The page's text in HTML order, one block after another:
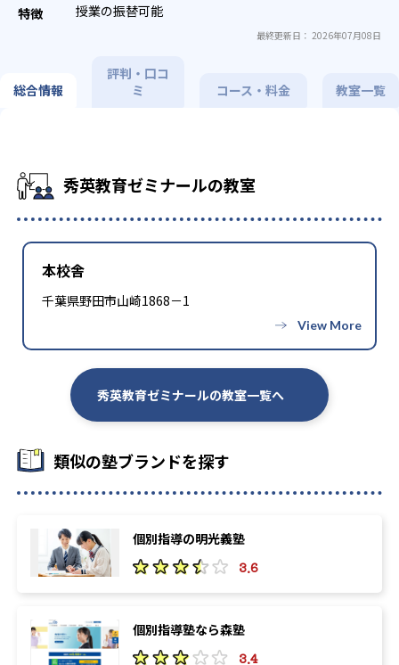
授業の振替可能
最終更新日： 2026年07月08日
総合情報
評判・口コ
ミ
コース・料金 教室一覧
秀英教育ゼミナールの教室
本校舎
千葉県野田市山崎1868－1
秀英教育ゼミナールの教室一覧へ
類似の塾ブランドを探す
個別指導の明光義塾
3.6
個別指導塾なら森塾
3.4